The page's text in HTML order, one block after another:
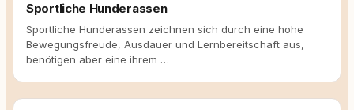
Sportliche Hunderassen
Sportliche Hunderassen zeichnen sich durch eine hohe
Bewegungsfreude, Ausdauer und Lernbereitschaft aus,
benötigen aber eine ihrem …